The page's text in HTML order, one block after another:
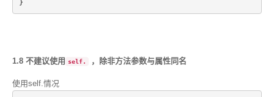
1.8 不建议使用 self. ，除非方法参数与属性同名
使用self.情况